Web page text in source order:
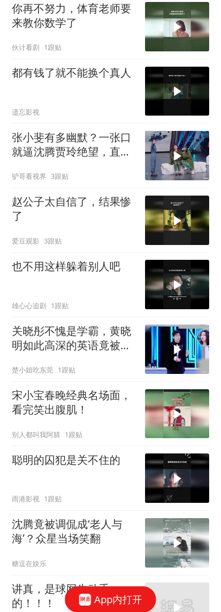
你再不努力，体育老师要
来教你数学了
伙计看剧 1跟贴
都有钱了就不能换个真人
遗忘影视
张小斐有多幽默？一张口
就逼沈腾贾玲绝望，直
驴哥看视界 3跟贴
赵公子太自信了，结果惨
了
爱豆观影 3跟贴
也不用这样躲着别人吧
雄心心追剧 1跟贴
关晓彤不愧是学霸，黄晓
明如此高深的英语竟被她
楚小姐吃东莞 1跟贴
宋小宝春晚经典名场面，
看完笑出腹肌！
别人都叫我阿腈 1跟贴
聪明的囚犯是关不住的
雨港影视 1跟贴
沈腾竟被调侃成‘老人与
海’？众星当场笑翻
糖逗在娱乐
讲真，是球网先动手
的！！！
App内打开